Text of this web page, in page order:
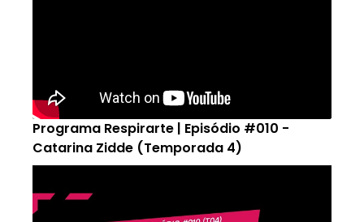
Programa Respirarte | Episódio #010 -
Catarina Zidde (Temporada 4)